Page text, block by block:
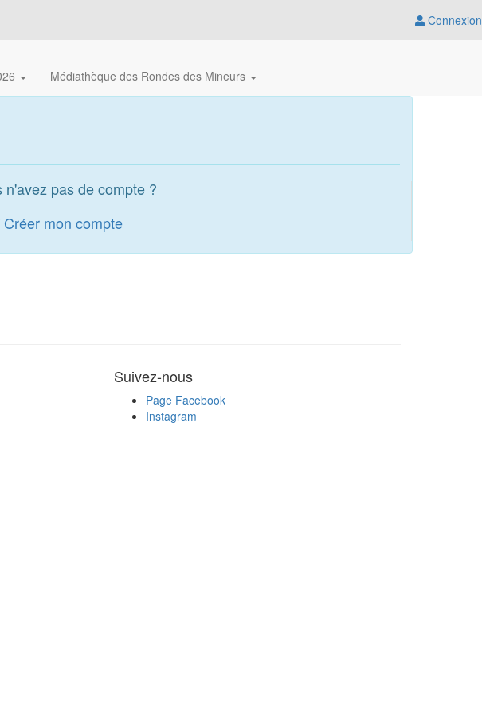
Connexion
Médiathèque des Rondes des Mineurs
n'avez pas de compte ?
Créer mon compte
Suivez-nous
Page Facebook
Instagram